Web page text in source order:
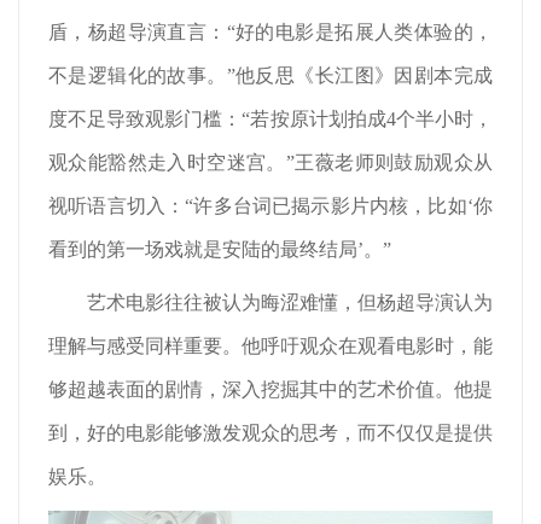
盾，杨超导演直言：“好的电影是拓展人类体验的，
不是逻辑化的故事。”他反思《长江图》因剧本完成
度不足导致观影门槛：“若按原计划拍成4个半小时，
观众能豁然走入时空迷宫。”王薇老师则鼓励观众从
视听语言切入：“许多台词已揭示影片内核，比如‘你
看到的第一场戏就是安陆的最终结局’。”
艺术电影往往被认为晦涩难懂，但杨超导演认为
理解与感受同样重要。他呼吁观众在观看电影时，能
够超越表面的剧情，深入挖掘其中的艺术价值。他提
到，好的电影能够激发观众的思考，而不仅仅是提供
娱乐。